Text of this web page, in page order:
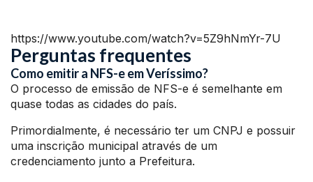
https://www.youtube.com/watch?v=5Z9hNmYr-7U
Perguntas frequentes
Como emitir a NFS-e em Veríssimo?
O processo de emissão de NFS-e é semelhante em
quase todas as cidades do país.
Primordialmente, é necessário ter um CNPJ e possuir
uma inscrição municipal através de um
credenciamento junto a Prefeitura.